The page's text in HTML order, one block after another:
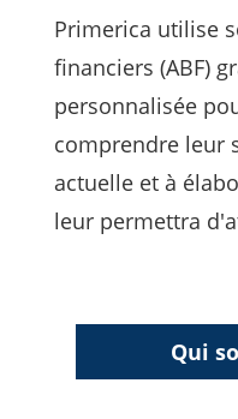
Primerica utilise
financiers (ABF)
personnalisée
comprendre leur
actuelle et à
leur permettra
Qui